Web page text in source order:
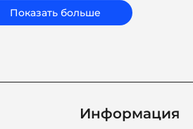
Показать больше
Информация